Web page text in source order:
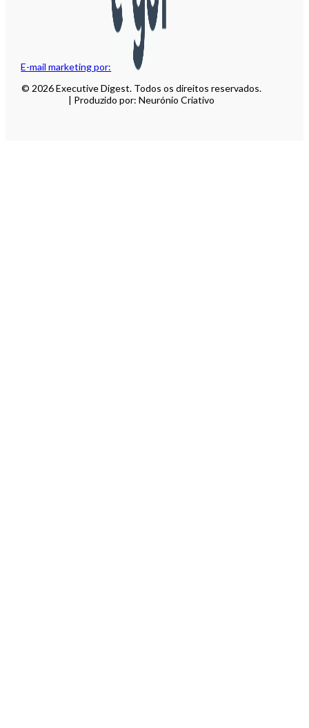
E-mail marketing por:
© 2026 Executive Digest. Todos os direitos reservados.
| Produzido por: Neurónio Criativo